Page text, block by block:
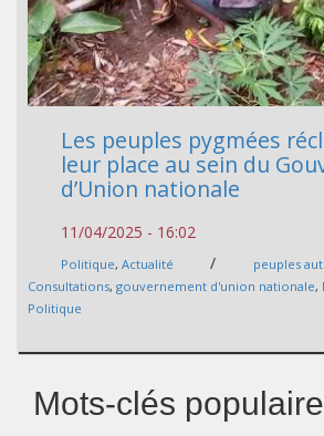
Les peuples pygmées
leur place au sein du
d’Union nationale
11/04/2025 - 16:02
Politique, Actualité / peuples
Consultations, gouvernement d'union nationale,
Politique
Mots-clés